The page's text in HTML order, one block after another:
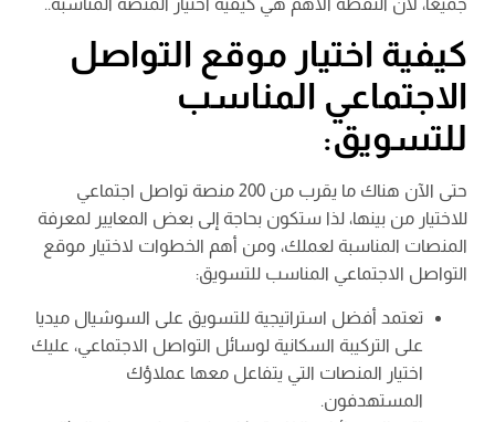
كيفية اختيار موقع التواصل
الاجتماعي المناسب
للتسويق:
حتى الآن هناك ما يقرب من 200 منصة تواصل اجتماعي
للاختيار من بينها، لذا ستكون بحاجة إلى بعض المعايير لمعرفة
المنصات المناسبة لعملك، ومن أهم الخطوات لاختيار موقع
التواصل الاجتماعي المناسب للتسويق:
تعتمد أفضل استراتيجية للتسويق على السوشيال ميديا
على التركيبة السكانية لوسائل التواصل الاجتماعي، عليك
اختيار المنصات التي يتفاعل معها عملاؤك
المستهدفون.